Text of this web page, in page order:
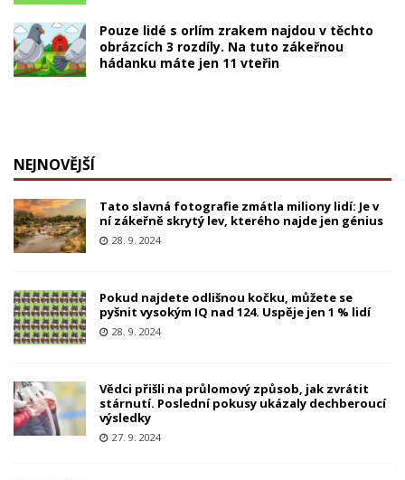
Pouze lidé s orlím zrakem najdou v těchto
obrázcích 3 rozdíly. Na tuto zákeřnou
hádanku máte jen 11 vteřin
NEJNOVĚJŠÍ
Tato slavná fotografie zmátla miliony lidí: Je v
ní zákeřně skrytý lev, kterého najde jen génius
28. 9. 2024
Pokud najdete odlišnou kočku, můžete se
pyšnit vysokým IQ nad 124. Uspěje jen 1 % lidí
28. 9. 2024
Vědci přišli na průlomový způsob, jak zvrátit
stárnutí. Poslední pokusy ukázaly dechberoucí
výsledky
27. 9. 2024